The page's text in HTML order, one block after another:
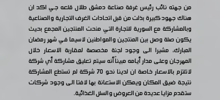
من جهته نائب رئيس غرفة صناعة دمشق طلال قلعه جي اكد ان
هناك جهود كبيرة بذلت من قبل اتحادات الغرف التجارية والصناعية
وبالمشاركة مع السورية للتجارة التي منحت المنتجين المجمع بحيث
يكون صلة وصل بين المنتجين والمواطنين لاسيما في شهر رمضان
المبارك، مشيرا الى وجود لجنة مخصصة لمقاربة الاسعار خلال
المهرجان وعلى مدار أيامه مبيناً أنه سيتم تعليق مشاركة أي شركة
لاتلتزم بالاسعار خاصة ان لدينا نحو ٧٠ شركة لم تستطع المشاركة
نتيجة ضيق المكان ويمكن الاستعانة بها لافتا الى وجود شركات
ستقدم مزايا عديدة من العروض والسلل الغذائية.